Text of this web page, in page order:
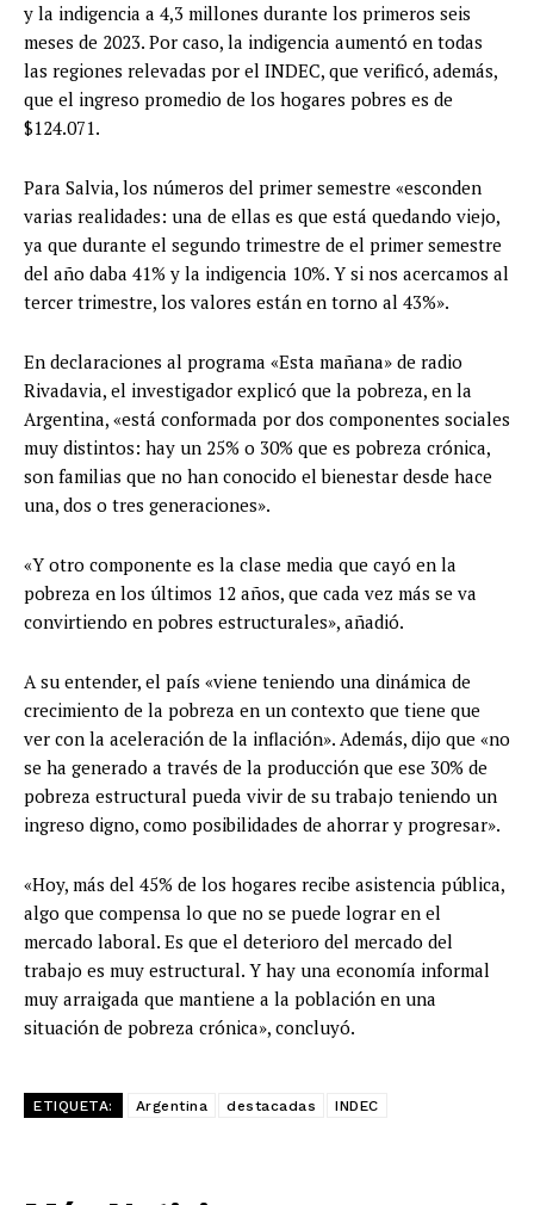
y la indigencia a 4,3 millones durante los primeros seis
meses de 2023. Por caso, la indigencia aumentó en todas
las regiones relevadas por el INDEC, que verificó, además,
que el ingreso promedio de los hogares pobres es de
$124.071.
Para Salvia, los números del primer semestre «esconden
varias realidades: una de ellas es que está quedando viejo,
ya que durante el segundo trimestre de el primer semestre
del año daba 41% y la indigencia 10%. Y si nos acercamos al
tercer trimestre, los valores están en torno al 43%».
En declaraciones al programa «Esta mañana» de radio
Rivadavia, el investigador explicó que la pobreza, en la
Argentina, «está conformada por dos componentes sociales
muy distintos: hay un 25% o 30% que es pobreza crónica,
son familias que no han conocido el bienestar desde hace
una, dos o tres generaciones».
«Y otro componente es la clase media que cayó en la
pobreza en los últimos 12 años, que cada vez más se va
convirtiendo en pobres estructurales», añadió.
A su entender, el país «viene teniendo una dinámica de
crecimiento de la pobreza en un contexto que tiene que
ver con la aceleración de la inflación». Además, dijo que «no
se ha generado a través de la producción que ese 30% de
pobreza estructural pueda vivir de su trabajo teniendo un
ingreso digno, como posibilidades de ahorrar y progresar».
«Hoy, más del 45% de los hogares recibe asistencia pública,
algo que compensa lo que no se puede lograr en el
mercado laboral. Es que el deterioro del mercado del
trabajo es muy estructural. Y hay una economía informal
muy arraigada que mantiene a la población en una
situación de pobreza crónica», concluyó.
ETIQUETA: Argentina destacadas INDEC